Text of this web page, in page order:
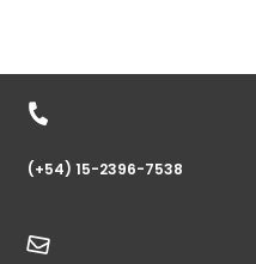
(+54) 15-2396-7538